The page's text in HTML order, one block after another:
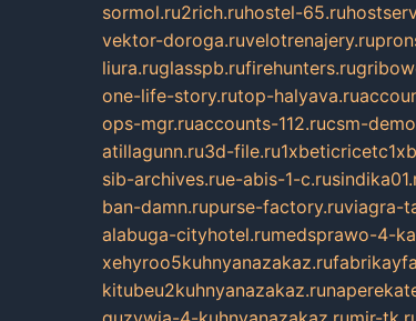
sormol.ru2rich.ruhostel-65.ru
vektor-doroga.ruvelotrenajery.ru
liura.ruglasspb.rufirehunters.ru
one-life-story.rutop-halyava.ru
ops-mgr.ruaccounts-112.rucsm-
atillagunn.ru3d-file.ru
sib-archives.rue-abis-1-c.ru
ban-damn.rupurse-factory.ruviagra-
alabuga-cityhotel.rumedsprawo-4-
xehyroo5kuhnyanazakaz.ru
kitubeu2kuhnyanazakaz.ru